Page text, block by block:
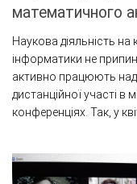
математичного
Наукова діяльність
інформатики не
активно працюють
дистанційної участі в
конференціях. Так, у